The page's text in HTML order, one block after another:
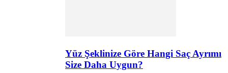
Yüz Şeklinize Göre Hangi Saç Ayrımı
Size Daha Uygun?